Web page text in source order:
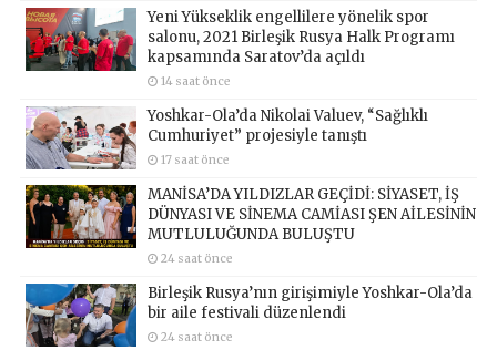
Yeni Yükseklik engellilere yönelik spor
salonu, 2021 Birleşik Rusya Halk Programı
kapsamında Saratov’da açıldı
14 saat önce
Yoshkar-Ola’da Nikolai Valuev, “Sağlıklı
Cumhuriyet” projesiyle tanıştı
17 saat önce
MANİSA’DA YILDIZLAR GEÇİDİ: SİYASET, İŞ
DÜNYASI VE SİNEMA CAMİASI ŞEN AİLESİNİN
MUTLULUĞUNDA BULUŞTU
24 saat önce
Birleşik Rusya’nın girişimiyle Yoshkar-Ola’da
bir aile festivali düzenlendi
24 saat önce